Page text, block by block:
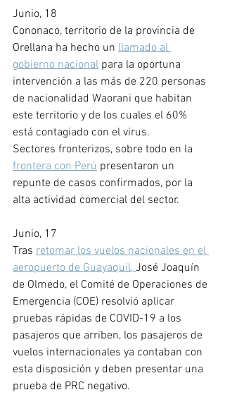
Junio, 18
Cononaco, territorio de la provincia de
Orellana ha hecho un llamado al
gobierno nacional para la oportuna
intervención a las más de 220 personas
de nacionalidad Waorani que habitan
este territorio y de los cuales el 60%
está contagiado con el virus.
Sectores fronterizos, sobre todo en la
frontera con Perú presentaron un
repunte de casos confirmados, por la
alta actividad comercial del sector.
Junio, 17
Tras retomar los vuelos nacionales en el
aeropuerto de Guayaquil, José Joaquín
de Olmedo, el Comité de Operaciones de
Emergencia (COE) resolvió aplicar
pruebas rápidas de COVID-19 a los
pasajeros que arriben, los pasajeros de
vuelos internacionales ya contaban con
esta disposición y deben presentar una
prueba de PRC negativo.